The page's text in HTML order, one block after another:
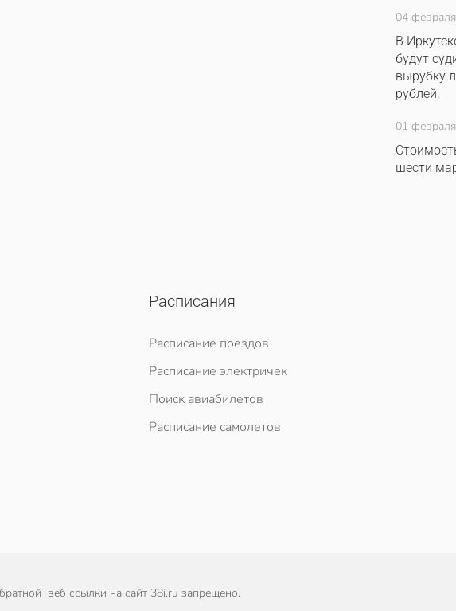
04
В
будут
вырубку
рублей.
01
шести
Расписания
Расписание поездов
Расписание электричек
Поиск авиабилетов
Расписание самолетов
веб ссылки на сайт 38i.ru запрещено.